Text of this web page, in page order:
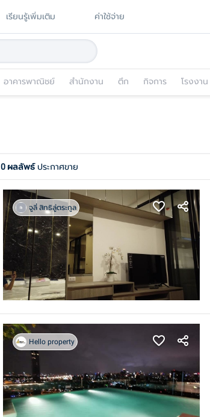
เรียนรู้เพิ่มเติม ค่าใช้จ่าย
อาคารพาณิชย์ สำนักงาน ตึก กิจการ โรงงาน
0ผลลัพธ์ ประกาศขาย
จูลี่ สิทธิลู่ตระกูล
Hello property